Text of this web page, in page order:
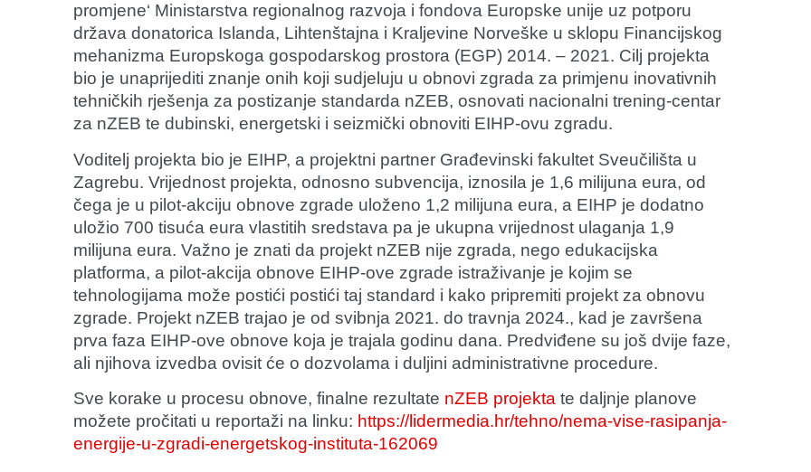
promjene‘ Ministarstva regionalnog razvoja i fondova Europske unije uz potporu
država donatorica Islanda, Lihtenštajna i Kraljevine Norveške u sklopu Financijskog
mehanizma Europskoga gospodarskog prostora (EGP) 2014. – 2021. Cilj projekta
bio je unaprijediti znanje onih koji sudjeluju u obnovi zgrada za primjenu inovativnih
tehničkih rješenja za postizanje standarda nZEB, osnovati nacionalni trening-centar
za nZEB te dubinski, energetski i seizmički obnoviti EIHP-ovu zgradu.
Voditelj projekta bio je EIHP, a projektni partner Građevinski fakultet Sveučilišta u
Zagrebu. Vrijednost projekta, odnosno subvencija, iznosila je 1,6 milijuna eura, od
čega je u pilot-akciju obnove zgrade uloženo 1,2 milijuna eura, a EIHP je dodatno
uložio 700 tisuća eura vlastitih sredstava pa je ukupna vrijednost ulaganja 1,9
milijuna eura. Važno je znati da projekt nZEB nije zgrada, nego edukacijska
platforma, a pilot-akcija obnove EIHP-ove zgrade istraživanje je kojim se
tehnologijama može postići postići taj standard i kako pripremiti projekt za obnovu
zgrade. Projekt nZEB trajao je od svibnja 2021. do travnja 2024., kad je završena
prva faza EIHP-ove obnove koja je trajala godinu dana. Predviđene su još dvije faze,
ali njihova izvedba ovisit će o dozvolama i duljini administrativne procedure.
Sve korake u procesu obnove, finalne rezultate nZEB projekta te daljnje planove
možete pročitati u reportaži na linku: https://lidermedia.hr/tehno/nema-vise-rasipanja-
energije-u-zgradi-energetskog-instituta-162069